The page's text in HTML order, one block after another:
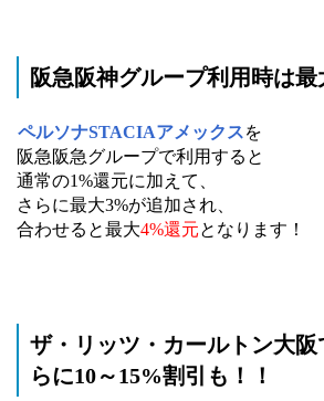
阪急阪神グループ利用時は
ペルソナSTACIAアメックスを
阪急阪急グループで利用すると
通常の1%還元に加えて、
さらに最大3%が追加され、
合わせると最大4%還元となります！
ザ・リッツ・カールトン大阪
らに10～15%割引も！！